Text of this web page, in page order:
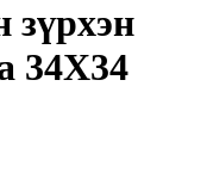
зүрхэн
34Х34